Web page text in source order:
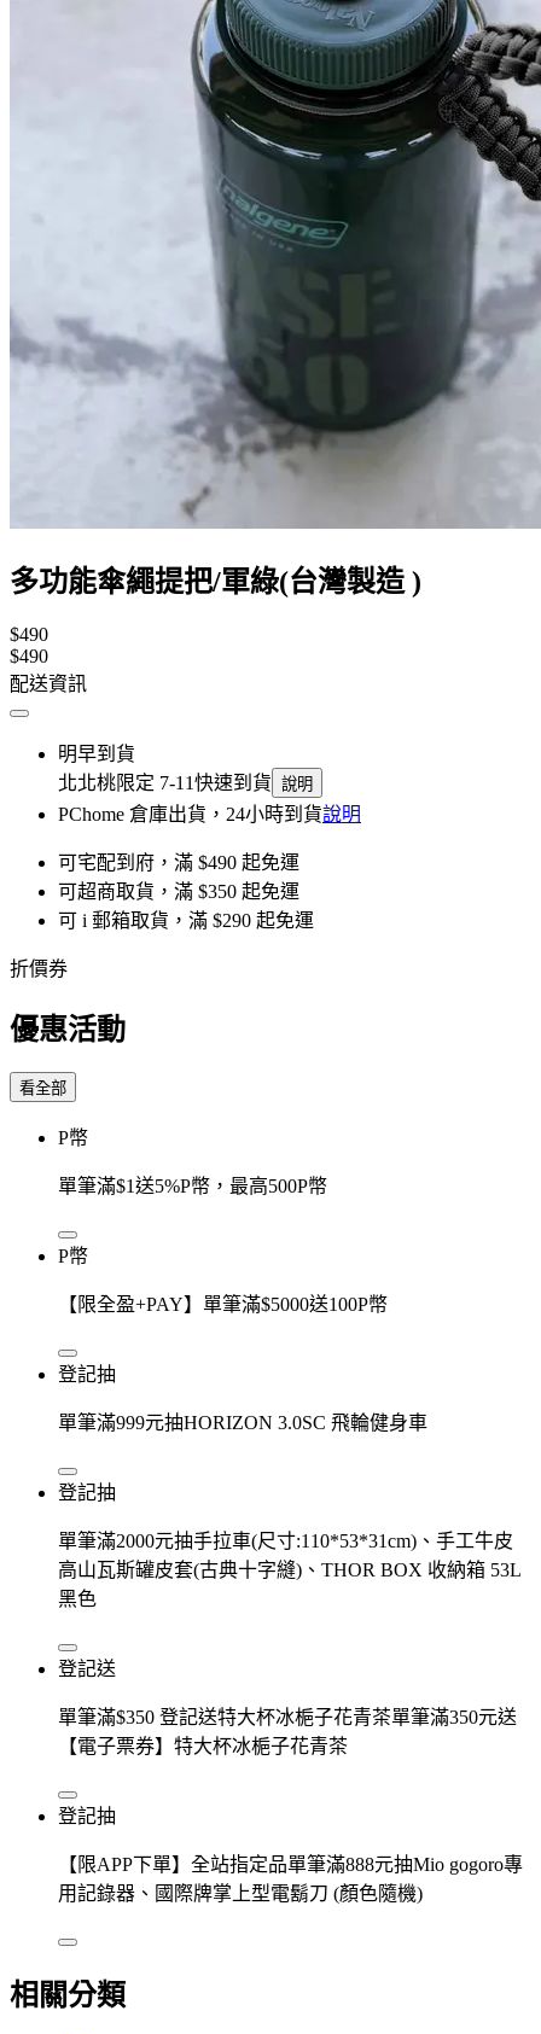
多功能傘繩提把/軍綠(台灣製造 )
$490
$490
配送資訊
明早到貨
北北桃限定 7-11快速到貨 說明
PChome 倉庫出貨，24小時到貨說明
可宅配到府，滿 $490 起免運
可超商取貨，滿 $350 起免運
可 i 郵箱取貨，滿 $290 起免運
折價券
優惠活動
看全部
P幣
單筆滿$1送5%P幣，最高500P幣
P幣
【限全盈+PAY】單筆滿$5000送100P幣
登記抽
單筆滿999元抽HORIZON 3.0SC 飛輪健身車
登記抽
單筆滿2000元抽手拉車(尺寸:110*53*31cm)、手工牛皮
高山瓦斯罐皮套(古典十字縫)、THOR BOX 收納箱 53L
黑色
登記送
單筆滿$350 登記送特大杯冰梔子花青茶單筆滿350元送
【電子票券】特大杯冰梔子花青茶
登記抽
【限APP下單】全站指定品單筆滿888元抽Mio gogoro專
用記錄器、國際牌掌上型電鬍刀 (顏色隨機)
相關分類